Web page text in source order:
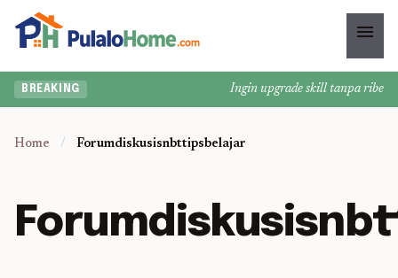
menu
BREAKING Ingin upgrade skill tanpa ribet?
Home / Forumdiskusisnbttipsbelajar